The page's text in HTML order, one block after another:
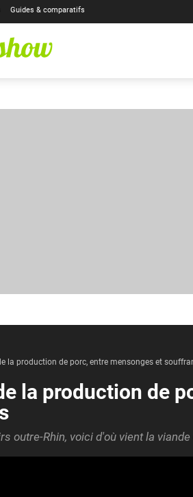
Guides & comparatifs
la production de porc, entre mensonges et
la production de
outre-Rhin, voici d'où vient la